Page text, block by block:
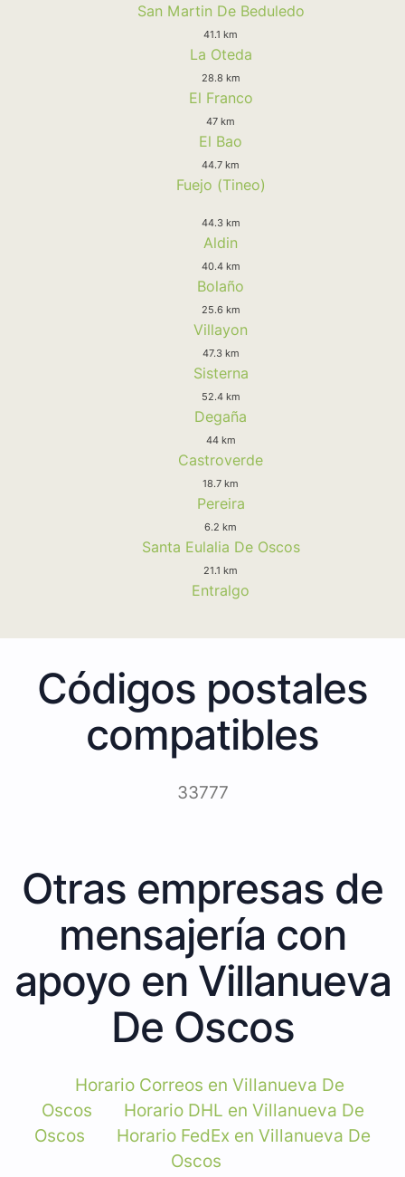
San Martin De Beduledo
41.1 km
La Oteda
28.8 km
El Franco
47 km
El Bao
44.7 km
Fuejo (Tineo)
44.3 km
Aldin
40.4 km
Bolaño
25.6 km
Villayon
47.3 km
Sisterna
52.4 km
Degaña
44 km
Castroverde
18.7 km
Pereira
6.2 km
Santa Eulalia De Oscos
21.1 km
Entralgo
Códigos postales
compatibles
33777
Otras empresas de
mensajería con
apoyo en Villanueva
De Oscos
Horario Correos en Villanueva De
Oscos
Horario DHL en Villanueva De
Oscos
Horario FedEx en Villanueva De
Oscos